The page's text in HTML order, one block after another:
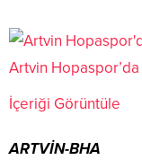
Artvin
İçeriği Görüntüle
ARTVİN-BHA